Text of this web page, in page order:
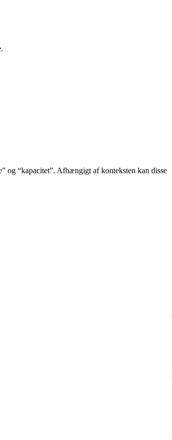
og “kapacitet”. Afhængigt af konteksten kan disse